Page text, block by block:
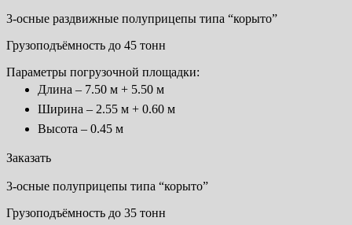
3-осные раздвижные полуприцепы типа “корыто”
Грузоподъёмность до 45 тонн
Параметры погрузочной площадки:
Длина – 7.50 м + 5.50 м
Ширина – 2.55 м + 0.60 м
Высота – 0.45 м
Заказать
3-осные полуприцепы типа “корыто”
Грузоподъёмность до 35 тонн